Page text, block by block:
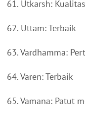
61. Utkarsh:
62. Uttam: Terbaik
63. Vardhamma:
64. Varen: Terbaik
65. Vamana: Patut